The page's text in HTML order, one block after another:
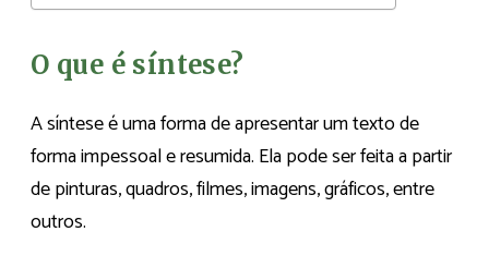
O que é síntese?
A síntese é uma forma de apresentar um texto de
forma impessoal e resumida. Ela pode ser feita a partir
de pinturas, quadros, filmes, imagens, gráficos, entre
outros.